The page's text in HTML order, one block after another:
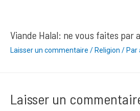
Viande Halal: ne vous faites par
Laisser un commentaire / Religion / Par
Laisser un